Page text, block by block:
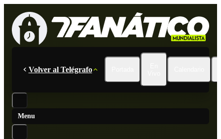
Volver al Telégrafo
Menu